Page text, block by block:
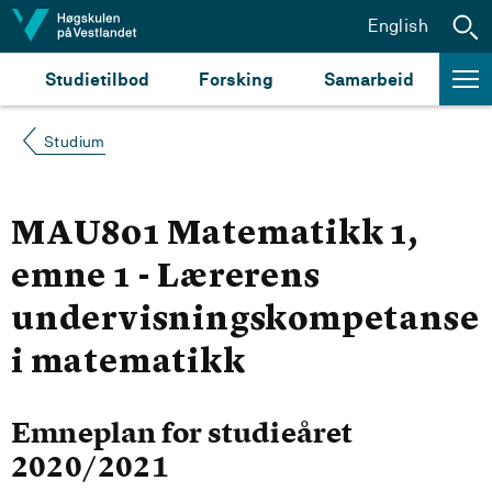
Hopp til innhald
Studietilbod Forsking Samarbeid
English
Studium
MAU801 Matematikk 1,
emne 1 - Lærerens
undervisningskompetanse
i matematikk
Emneplan for studieåret
2020/2021